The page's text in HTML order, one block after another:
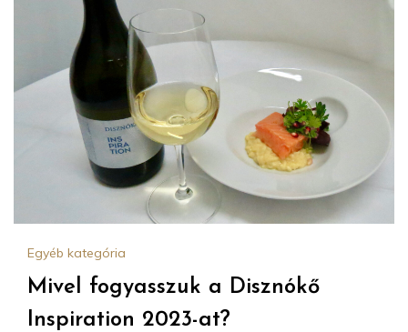
Egyéb kategória
Mivel fogyasszuk a Disznókő
Inspiration 2023-at?